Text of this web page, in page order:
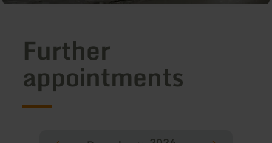
Further
appointments